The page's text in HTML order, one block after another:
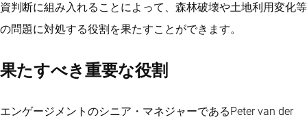
資判断に組み入れることによって、森林破壊や土地利用変化等
の問題に対処する役割を果たすことができます。
果たすべき重要な役割
エンゲージメントのシニア・マネジャーであるPeter van der